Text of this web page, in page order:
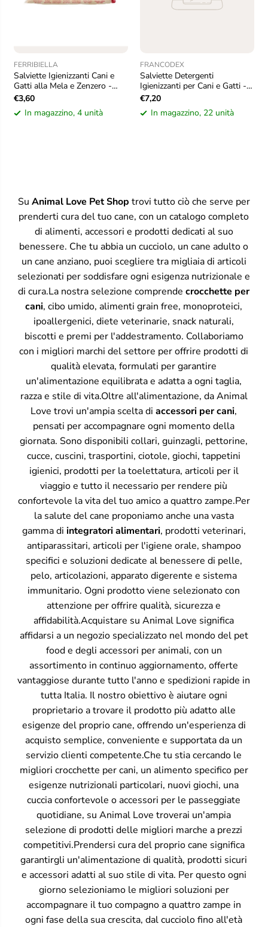
FERRIBIELLA
Salviette Igienizzanti Cani e
Gatti alla Mela e Zenzero -
Box
€3,60
In magazzino, 4 unità
FRANCODEX
Salviette Detergenti
Igienizzanti per Cani e Gatti -
Confezione 80 pz
€7,20
In magazzino, 22 unità
Su Animal Love Pet Shop trovi tutto ciò che serve per
prenderti cura del tuo cane, con un catalogo completo
di alimenti, accessori e prodotti dedicati al suo
benessere. Che tu abbia un cucciolo, un cane adulto o
un cane anziano, puoi scegliere tra migliaia di articoli
selezionati per soddisfare ogni esigenza nutrizionale e
di cura.La nostra selezione comprendecrocchette per
cani, cibo umido, alimenti grain free, monoproteici,
ipoallergenici, diete veterinarie, snack naturali,
biscotti e premi per l'addestramento. Collaboriamo
con i migliori marchi del settore per offrire prodotti di
qualità elevata, formulati per garantire
un'alimentazione equilibrata e adatta a ogni taglia,
razza e stile di vita.Oltre all'alimentazione, da Animal
Love trovi un'ampia scelta diaccessori per cani,
pensati per accompagnare ogni momento della
giornata. Sono disponibili collari, guinzagli, pettorine,
cucce, cuscini, trasportini, ciotole, giochi, tappetini
igienici, prodotti per la toelettatura, articoli per il
viaggio e tutto il necessario per rendere più
confortevole la vita del tuo amico a quattro zampe.Per
la salute del cane proponiamo anche una vasta
gamma di integratori alimentari, prodotti veterinari,
antiparassitari, articoli per l'igiene orale, shampoo
specifici e soluzioni dedicate al benessere di pelle,
pelo, articolazioni, apparato digerente e sistema
immunitario. Ogni prodotto viene selezionato con
attenzione per offrire qualità, sicurezza e
affidabilità.Acquistare su Animal Love significa
affidarsi a un negozio specializzato nel mondo del pet
food e degli accessori per animali, con un
assortimento in continuo aggiornamento, offerte
vantaggiose durante tutto l'anno e spedizioni rapide in
tutta Italia. Il nostro obiettivo è aiutare ogni
proprietario a trovare il prodotto più adatto alle
esigenze del proprio cane, offrendo un'esperienza di
acquisto semplice, conveniente e supportata da un
servizio clienti competente.Che tu stia cercando le
migliori crocchette per cani, un alimento specifico per
esigenze nutrizionali particolari, nuovi giochi, una
cuccia confortevole o accessori per le passeggiate
quotidiane, su Animal Love troverai un'ampia
selezione di prodotti delle migliori marche a prezzi
competitivi.Prendersi cura del proprio cane significa
garantirgli un'alimentazione di qualità, prodotti sicuri
e accessori adatti al suo stile di vita. Per questo ogni
giorno selezioniamo le migliori soluzioni per
accompagnare il tuo compagno a quattro zampe in
ogni fase della sua crescita, dal cucciolo fino all'età